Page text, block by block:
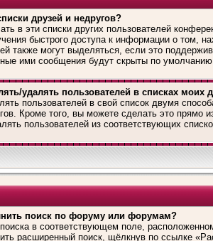
друзей и недругов?
в эти списки других пользователей
быстрого доступа к информации о том,
также могут выделяться, если это
ими сообщения будут скрыты по
удалять пользователей в списках моих
пользователей в свой список двумя
Кроме того, вы можете сделать это прямо
пользователей из соответствующих
поиск по форуму или форумам?
в соответствующем поле,
расширенный поиск, щёлкнув по ссылке